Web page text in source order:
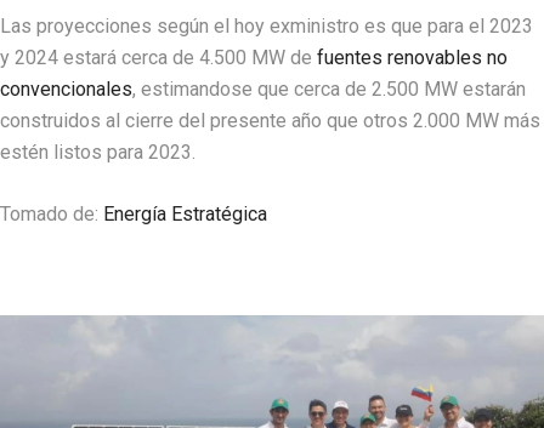
Las proyecciones según el hoy exministro es que para el 2023
y 2024 estará cerca de 4.500 MW de fuentes renovables no
convencionales, estimandose que cerca de 2.500 MW estarán
construidos al cierre del presente año que otros 2.000 MW más
estén listos para 2023.
Tomado de: Energía Estratégica